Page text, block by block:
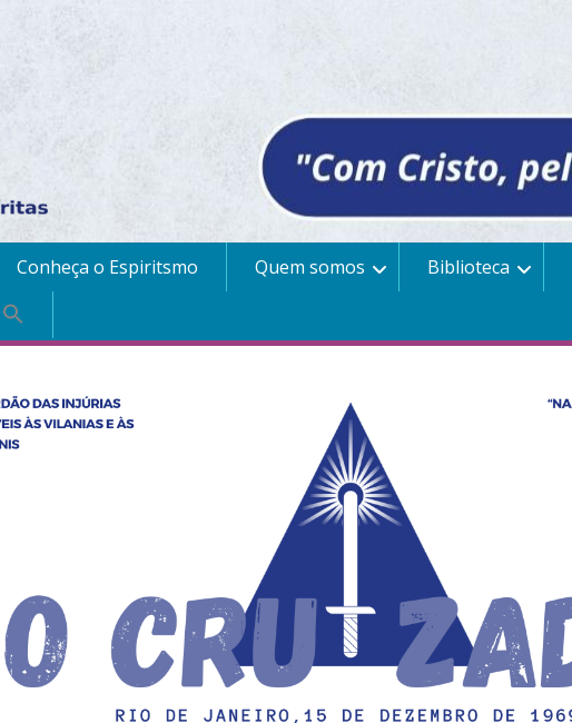
Conheça o Espiritsmo Quem somos Biblioteca